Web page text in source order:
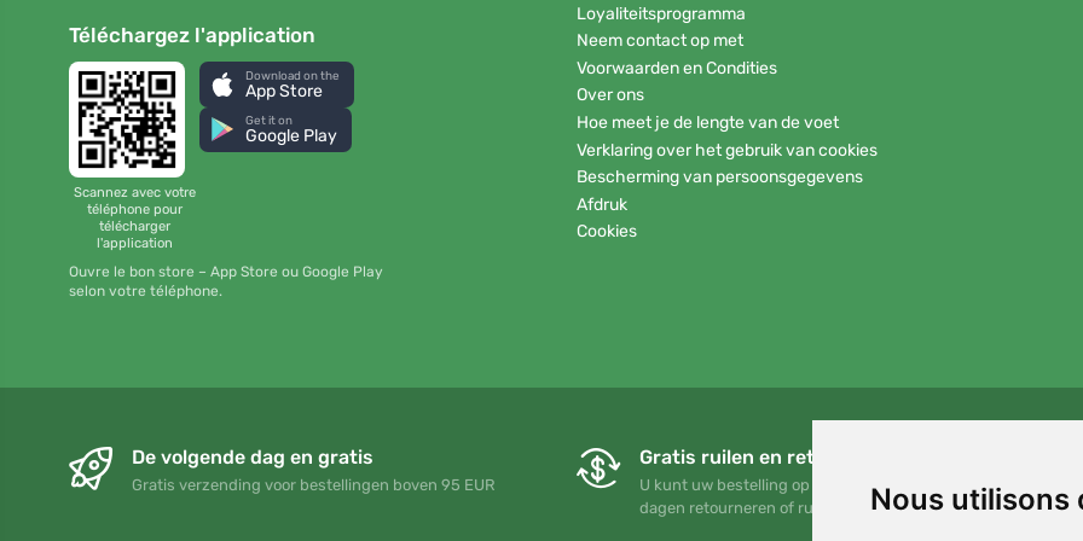
Nous utilisons
Téléchargez l'application
Scannez avec votre
téléphone pour
télécharger
l'application
Download on the
App Store
Get it on
Google Play
Ouvre le bon store – App Store ou Google Play
selon votre téléphone.
Loyaliteitsprogramma
Neem contact op met
Voorwaarden en Condities
Over ons
Hoe meet je de lengte van de voet
Verklaring over het gebruik van cookies
Bescherming van persoonsgegevens
Afdruk
Cookies
De volgende dag en gratis
Gratis verzending voor bestellingen boven 95 EUR
Gratis ruilen en retourneren
U kunt uw bestelling op elk gewenst moment binnen 90
dagen retourneren of ruilen